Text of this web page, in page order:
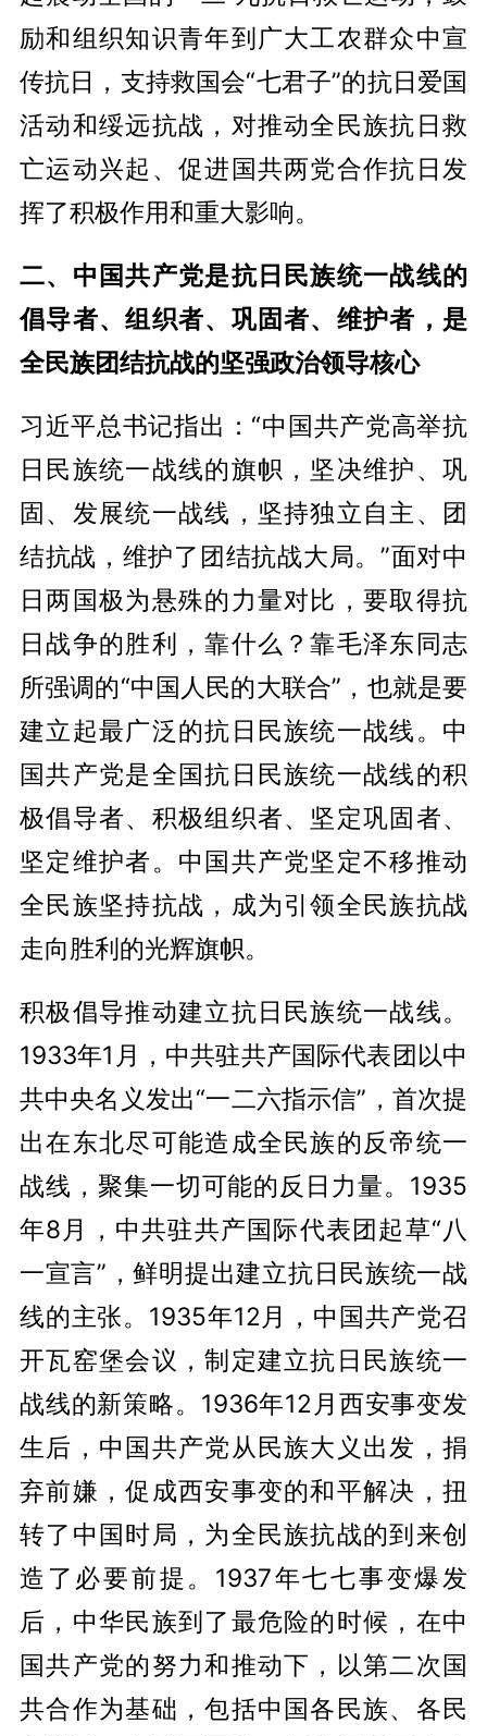
励和组织知识青年到广大工农群众中宣
传抗日，支持救国会“七君子”的抗日爱国
活动和绥远抗战，对推动全民族抗日救
亡运动兴起、促进国共两党合作抗日发
挥了积极作用和重大影响。
二、中国共产党是抗日民族统一战线的
倡导者、组织者、巩固者、维护者，是
全民族团结抗战的坚强政治领导核心
习近平总书记指出：“中国共产党高举抗
日民族统一战线的旗帜，坚决维护、巩
固、发展统一战线，坚持独立自主、团
结抗战，维护了团结抗战大局。”面对中
日两国极为悬殊的力量对比，要取得抗
日战争的胜利，靠什么？靠毛泽东同志
所强调的“中国人民的大联合”，也就是要
建立起最广泛的抗日民族统一战线。中
国共产党是全国抗日民族统一战线的积
极倡导者、积极组织者、坚定巩固者、
坚定维护者。中国共产党坚定不移推动
全民族坚持抗战，成为引领全民族抗战
走向胜利的光辉旗帜。
积极倡导推动建立抗日民族统一战线。
1933年1月，中共驻共产国际代表团以中
共中央名义发出“一二六指示信”，首次提
出在东北尽可能造成全民族的反帝统一
战线，聚集一切可能的反日力量。1935
年8月，中共驻共产国际代表团起草“八
一宣言”，鲜明提出建立抗日民族统一战
线的主张。1935年12月，中国共产党召
开瓦窑堡会议，制定建立抗日民族统一
战线的新策略。1936年12月西安事变发
生后，中国共产党从民族大义出发，捐
弃前嫌，促成西安事变的和平解决，扭
转了中国时局，为全民族抗战的到来创
造了必要前提。1937年七七事变爆发
后，中华民族到了最危险的时候，在中
国共产党的努力和推动下，以第二次国
共合作为基础，包括中国各民族、各民